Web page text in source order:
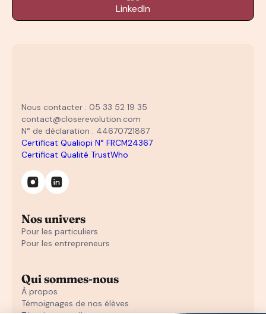
LinkedIn
Nous contacter : 05 33 52 19 35
contact@closerevolution.com
N° de déclaration : 44670721867
Certificat Qualiopi N° FRCM24367
Certificat Qualité TrustWho
Nos univers
Pour les particuliers
Pour les entrepreneurs
Qui sommes-nous
À propos
Témoignages de nos élèves